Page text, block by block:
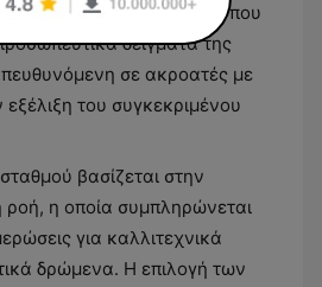
ακουστικό περιβάλλον που
δείγματα της
σε ακροατές με
εξέλιξη του συγκεκριμένου
βασίζεται στην
ροή, η οποία συμπληρώνεται
για καλλιτεχνικά
δρώμενα. Η επιλογή των